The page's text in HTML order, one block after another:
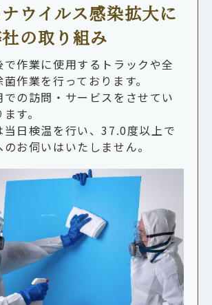
ウイルス感染拡大に
の取り組み
で作業に使用するトラックや全
作業を行っております。
での訪問・サービスをさせてい
す。
当日検温を行い、37.0度以上で
お伺いはいたしません。